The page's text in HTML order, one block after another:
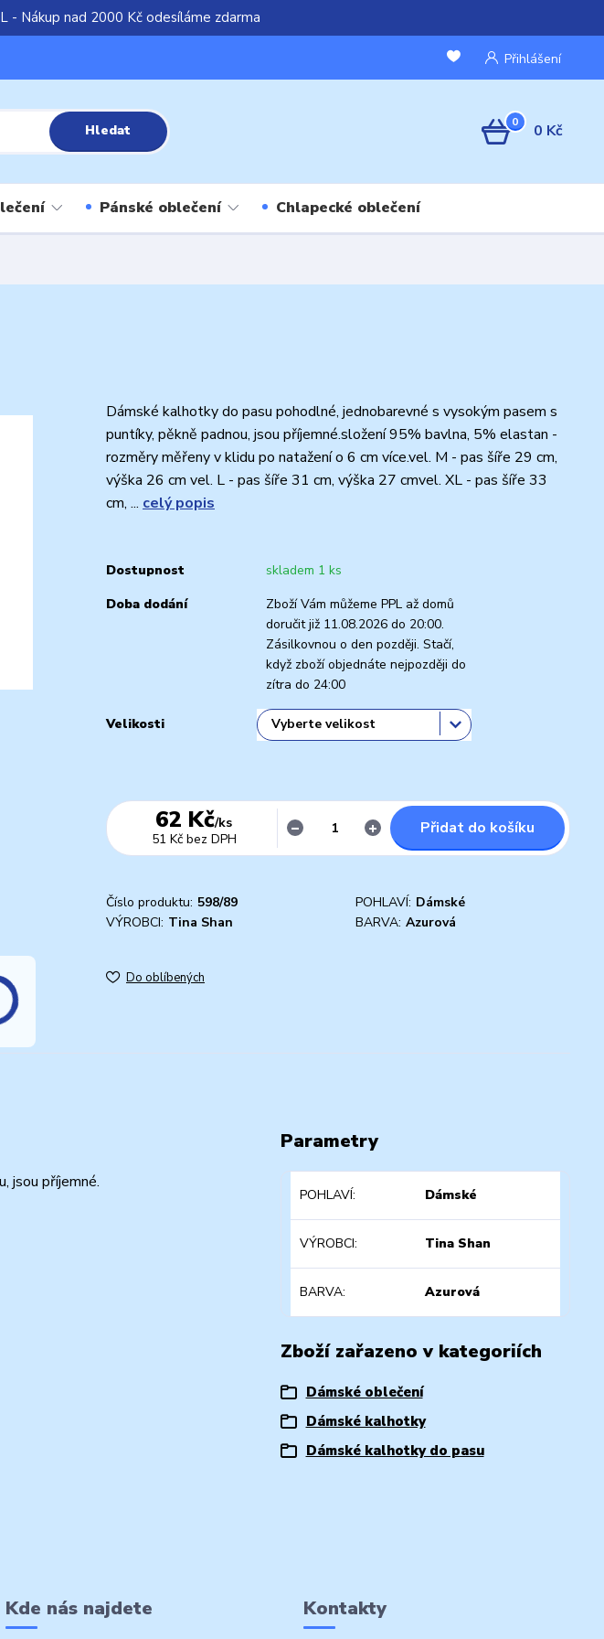
- Nákup nad 2000 Kč odesíláme zdarma
Přihlášení
Hledat 0 0 Kč
Pánské oblečení Chlapecké oblečení
Dámské kalhotky do pasu pohodlné, jednobarevné s vysokým pasem s
puntíky, pěkně padnou, jsou příjemné.složení 95% bavlna, 5% elastan -
rozměry měřeny v klidu po natažení o 6 cm více.vel. M - pas šíře 29 cm,
výška 26 cm vel. L - pas šíře 31 cm, výška 27 cmvel. XL - pas šíře 33
cm, ... celý popis
Dostupnost
skladem 1 ks
Doba dodání
Zboží Vám můžeme PPL až domů
doručit již 11.08.2026 do 20:00.
Zásilkovnou o den později. Stačí,
když zboží objednáte nejpozději do
zítra do 24:00
Velikosti
62 Kč/ks
51 Kč bez DPH
Přidat do košíku
Číslo produktu: 598/89 POHLAVÍ: Dámské
VÝROBCI: Tina Shan BARVA: Azurová
Do oblíbených
jsou příjemné.
Parametry
POHLAVÍ Dámské
VÝROBCI Tina Shan
BARVA Azurová
Zboží zařazeno v kategoriích
Dámské oblečení
Dámské kalhotky
Dámské kalhotky do pasu
Kde nás najdete Kontakty